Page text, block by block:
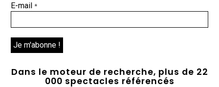
E-mail*
Dans le moteur de recherche, plus de 22
000 spectacles référencés